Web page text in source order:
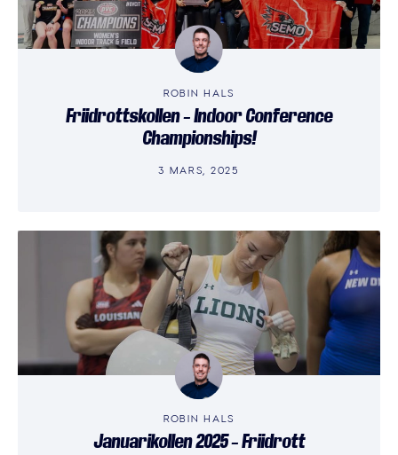
ROBIN HALS
Friidrottskollen – Indoor Conference
Championships!
3 MARS, 2025
ROBIN HALS
Januarikollen 2025 – Friidrott